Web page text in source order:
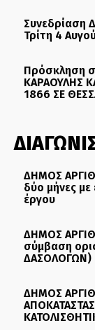
Συνεδρίαση
Τρίτη 4
Πρόσκληση
ΚΑΡΑΟΥΛΗΣ
1866 ΣΕ
ΔΗΜΟΣ
δύο μήνες με
έργου
ΔΗΜΟΣ
σύμβαση
ΔΑΣΟΛΟΓΩΝ)
ΔΗΜΟΣ